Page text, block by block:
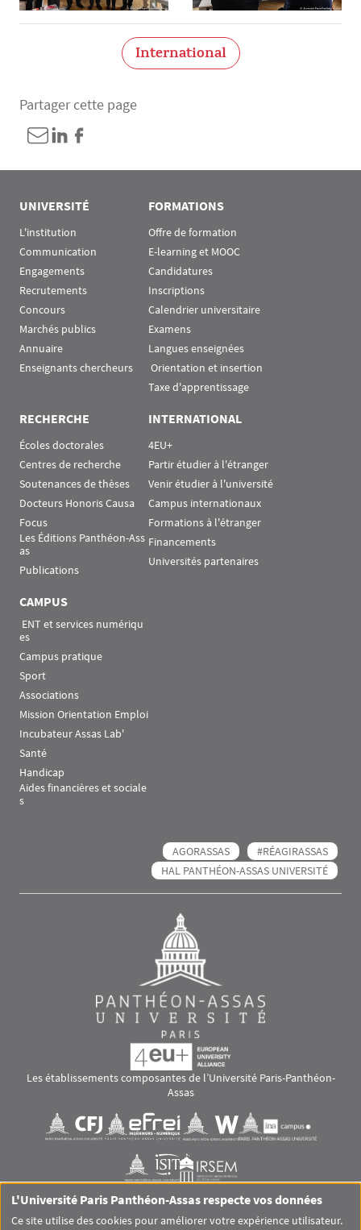
International
Partager cette page
UNIVERSITÉ
L'institution
Communication
Engagements
Recrutements
Concours
Marchés publics
Annuaire
Enseignants chercheurs
FORMATIONS
Offre de formation
E-learning et MOOC
Candidatures
Inscriptions
Calendrier universitaire
Examens
Langues enseignées
Orientation et insertion
Taxe d'apprentissage
RECHERCHE
Écoles doctorales
Centres de recherche
Soutenances de thèses
Docteurs Honoris Causa
Focus
Les Éditions Panthéon-Ass
as
Publications
INTERNATIONAL
4EU+
Partir étudier à l'étranger
Venir étudier à l'université
Campus internationaux
Formations à l'étranger
Financements
Universités partenaires
CAMPUS
es
Campus pratique
Sport
Associations
Mission Orientation Emploi
Incubateur Assas Lab'
Santé
Handicap
Aides financières et sociale
s
AGORASSAS
#RÉAGIRASSAS
HAL PANTHÉON-ASSAS UNIVERSITÉ
Les établissements composantes de l’Université Paris-Panthéon-
Assas
Visuel svgVisuel svg Visuel svgVisuel svg
Visuel svgVisuel svg
RS footer
L'Université Paris Panthéon-Assas respecte vos données
Ce site utilise des cookies pour améliorer votre expérience utilisateur.